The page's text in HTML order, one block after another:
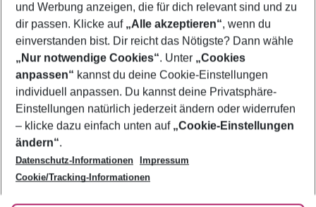
Footer
Footer navigation
Über uns
AGB
Bestpreisgarantie
Cookie-Einstellungen ändern
Cookie-Richtlinie
Agenturbetreuung
Barrierefreies Reisen
Folge uns
und Werbung anzeigen, die für dich relevant sind und zu
dir passen. Klicke auf „Alle akzeptieren“, wenn du
einverstanden bist. Dir reicht das Nötigste? Dann wähle
„Nur notwendige Cookies“. Unter „Cookies
anpassen“ kannst du deine Cookie-Einstellungen
individuell anpassen. Du kannst deine Privatsphäre-
Einstellungen natürlich jederzeit ändern oder widerrufen
– klicke dazu einfach unten auf „Cookie-Einstellungen
ändern“.
Datenschutz-Informationen
Impressum
Cookie/Tracking-Informationen